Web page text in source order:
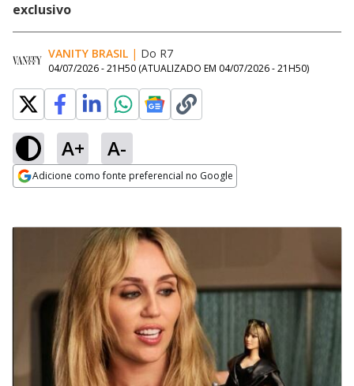
exclusivo
VANITY BRASIL | Do R7
04/07/2026 - 21H50 (ATUALIZADO EM 04/07/2026 - 21H50)
A+ A-
Adicione como fonte preferencial no Google